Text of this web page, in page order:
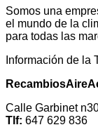
Somos una
el mundo de la
para todas las
Información de la
Calle Garbinet
Tlf: 647 629 836